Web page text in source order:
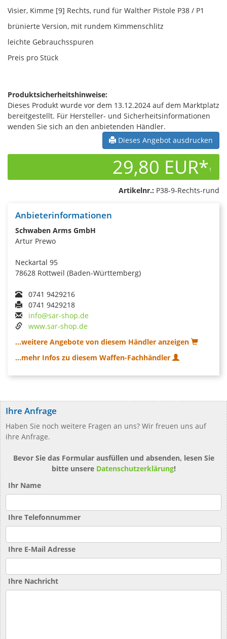
Visier, Kimme [9] Rechts, rund für Walther Pistole P38 / P1
brünierte Version, mit rundem Kimmenschlitz
leichte Gebrauchsspuren
Preis pro Stück
Produktsicherheitshinweise:
Dieses Produkt wurde vor dem 13.12.2024 auf dem Marktplatz
bereitgestellt. Für Hersteller- und Sicherheitsinformationen
wenden Sie sich an den anbietenden Händler.
Dieses Angebot ausdrucken
29,80 EUR*1
Artikelnr.: P38-9-Rechts-rund
Anbieterinformationen
Schwaben Arms GmbH
Artur Prewo
Neckartal 95
78628 Rottweil (Baden-Württemberg)
0741 9429216
0741 9429218
info@sar-shop.de
www.sar-shop.de
...weitere Angebote von diesem Händler anzeigen
...mehr Infos zu diesem Waffen-Fachhändler
Ihre Anfrage
Haben Sie noch weitere Fragen an uns? Wir freuen uns auf
ihre Anfrage.
Bevor Sie das Formular ausfüllen und absenden, lesen Sie
bitte unsere Datenschutzerklärung!
Ihr Name
Ihre Telefonnummer
Ihre E-Mail Adresse
Ihre Nachricht